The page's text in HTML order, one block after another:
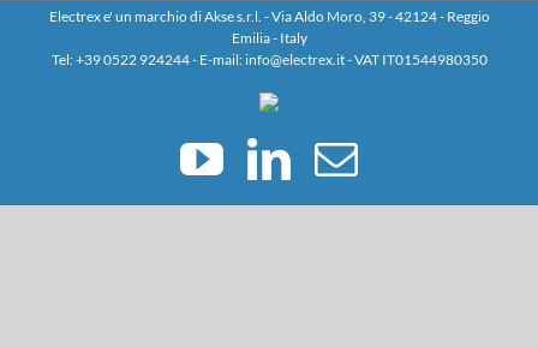
Electrex e' un marchio di Akse s.r.l. - Via Aldo Moro, 39 - 42124 - Reggio
Emilia - Italy
Tel: +39 0522 924244 - E-mail: info@electrex.it - VAT IT01544980350
YouTubeLinkedIn
Email